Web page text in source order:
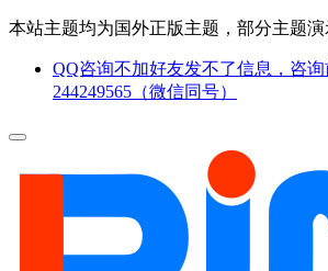
本站主题均为国外正版主题，部分主题演
QQ咨询不加好友发不了信息，咨询
244249565（微信同号）